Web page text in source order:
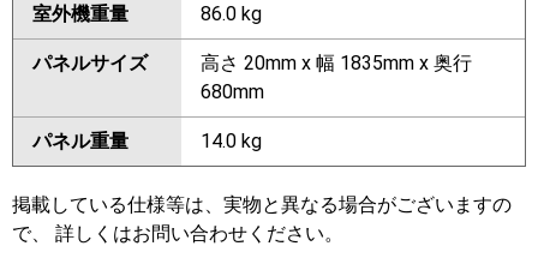
室外機重量 86.0 kg
パネルサイズ
高さ 20mm x 幅 1835mm x 奥行
680mm
パネル重量 14.0 kg
掲載している仕様等は、実物と異なる場合がございますの
で、 詳しくはお問い合わせください。